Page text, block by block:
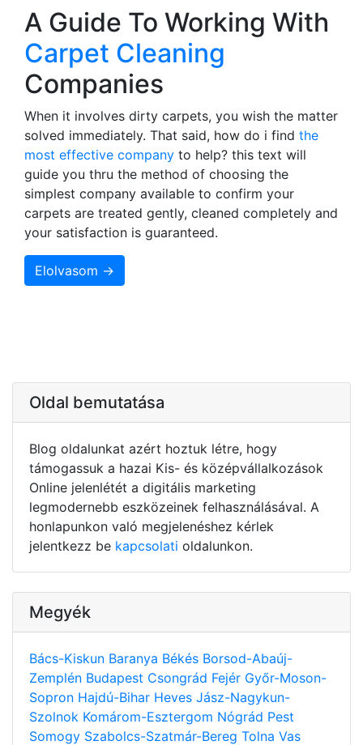
A Guide To Working With
Carpet Cleaning
Companies
When it involves dirty carpets, you wish the matter
solved immediately. That said, how do i find the
most effective company to help? this text will
guide you thru the method of choosing the
simplest company available to confirm your
carpets are treated gently, cleaned completely and
your satisfaction is guaranteed.
Elolvasom →
Oldal bemutatása
Blog oldalunkat azért hoztuk létre, hogy
támogassuk a hazai Kis- és középvállalkozások
Online jelenlétét a digitális marketing
legmodernebb eszközeinek felhasználásával. A
honlapunkon való megjelenéshez kérlek
jelentkezz be kapcsolati oldalunkon.
Megyék
Bács-Kiskun Baranya Békés Borsod-Abaúj-
Zemplén Budapest Csongrád Fejér Győr-Moson-
Sopron Hajdú-Bihar Heves Jász-Nagykun-
Szolnok Komárom-Esztergom Nógrád Pest
Somogy Szabolcs-Szatmár-Bereg Tolna Vas